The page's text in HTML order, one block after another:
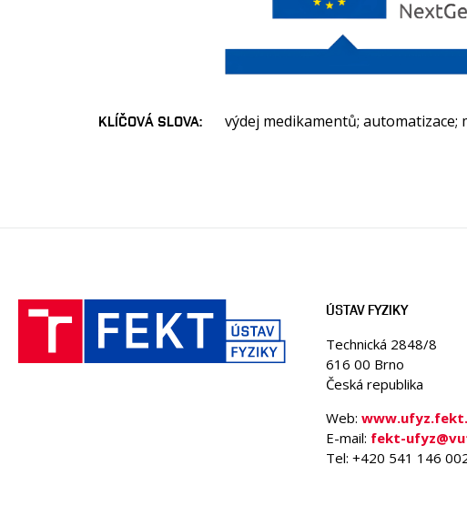
KLÍČOVÁ SLOVA výdej medikamentů; automatizace;
ÚSTAV FYZIKY
Technická 2848/8
616 00 Brno
Česká republika
Web:
E-mail: fekt-
Tel: +420 541 146